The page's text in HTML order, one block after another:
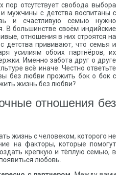
пор отсутствует свобода выбора
мужчины с детства воспитаны с
и счастливую семью нужно
В большинстве своём индийские
отношения в них строятся на
детства прививают, что семья и
усилиям обоих партнёров, их
Именно забота друг о друге
всё иначе. Честно ответьте
без любви прожить бок о бок с
жизнь без любви?
отношения без
жизнь с человеком, которого не
на факторы, которые помогут
крепкую и тёплую семью, в
любовь.